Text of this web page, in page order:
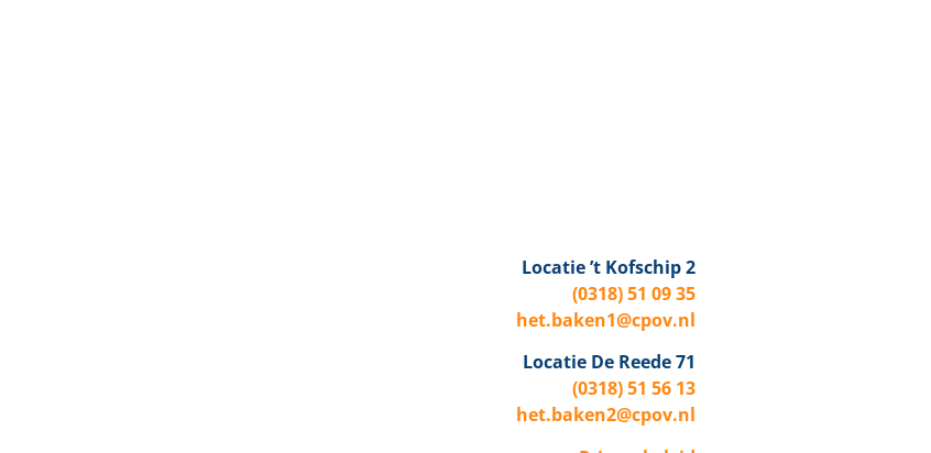
Locatie ’t Kofschip 2
(0318) 51 09 35
het.baken1@cpov.nl
Locatie De Reede 71
(0318) 51 56 13
het.baken2@cpov.nl